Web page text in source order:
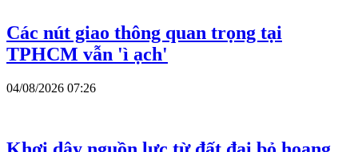
Các nút giao thông quan trọng tại
TPHCM vẫn 'ì ạch'
04/08/2026 07:26